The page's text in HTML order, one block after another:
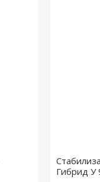
Гибрид У